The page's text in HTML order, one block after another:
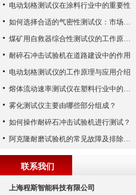
电动划格测试仪在涂料行业中的重要性
如何选择合适的气密性测试仪：市场指南
煤矿用自救器综合性测试仪的工作原理与功能解析
耐碎石冲击试验机在道路建设中的作用
电动划格测试仪的工作原理与应用介绍
熔体流动速率测试仪在塑料行业中的应用
雾化测试仪主要由哪些部分组成？
如何操作耐碎石冲击试验机进行测试？
阿克隆耐磨试验机的常见故障及排除方法
联系我们
上海程斯智能科技有限公司